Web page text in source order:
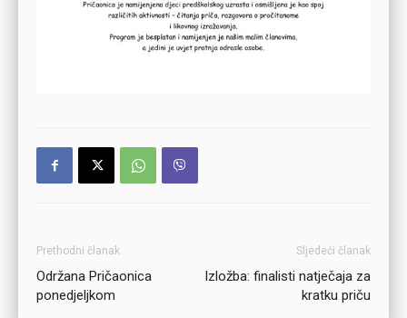
Prethodni članak
Održana Pričaonica
ponedjeljkom
Sljedeći članak
Izložba: finalisti natječaja za
kratku priču